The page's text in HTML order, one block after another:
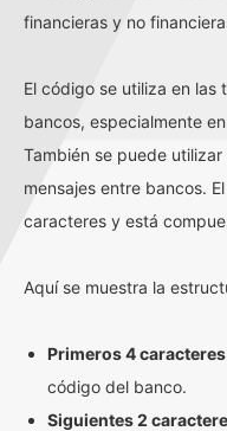
financieras y no
El código se utiliza en las
bancos, especialmente
También se puede
mensajes entre bancos.
caracteres y está
Aquí se muestra la
Primeros 4
código del banco.
Siguientes 2